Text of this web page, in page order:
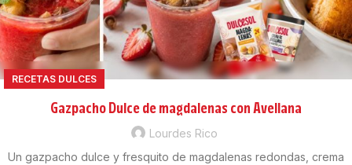
RECETAS DULCES
Gazpacho Dulce de magdalenas con Avellana
Lourdes Rico
Un gazpacho dulce y fresquito de magdalenas redondas, crema